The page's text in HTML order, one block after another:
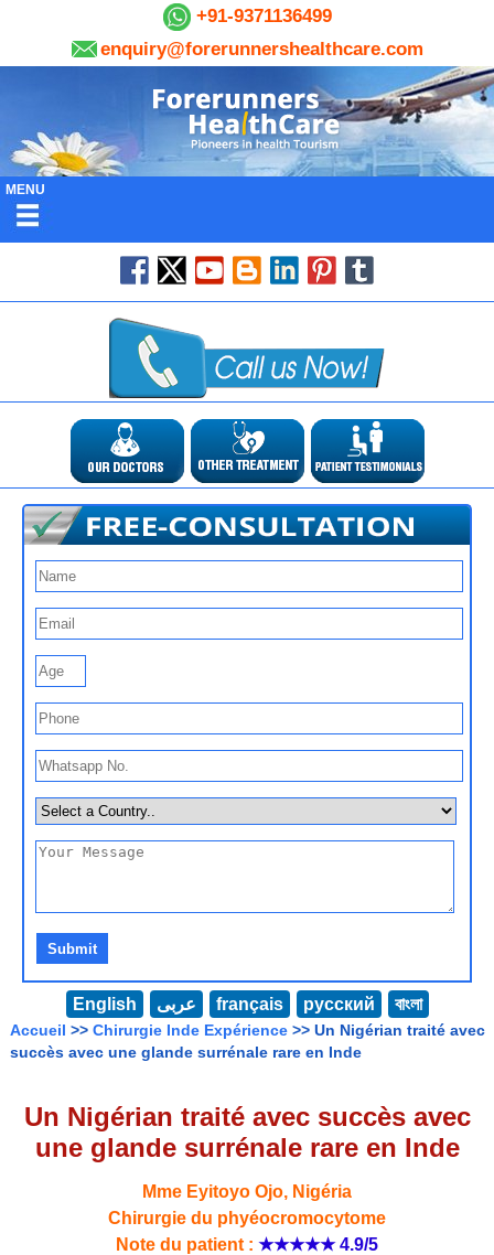
+91-9371136499
enquiry@forerunnershealthcare.com
MENU
English عربى français русский বাংলা
Accueil >> Chirurgie Inde Expérience >> Un Nigérian traité avec
succès avec une glande surrénale rare en Inde
Un Nigérian traité avec succès avec
une glande surrénale rare en Inde
Mme Eyitoyo Ojo, Nigéria
Chirurgie du phyéocromocytome
Note du patient : ★★★★★ 4.9/5